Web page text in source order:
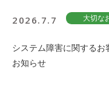
2026.7.7 大切な
システム障害に関する
お知らせ